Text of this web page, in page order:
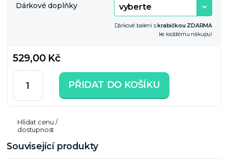
Dárkové doplňky
Dárkové balení skrabičkou ZDARMA
ke každému nákupu!
529,00 Kč
PŘIDAT DO KOŠÍKU
Hlídat cenu /
dostupnost
Související produkty